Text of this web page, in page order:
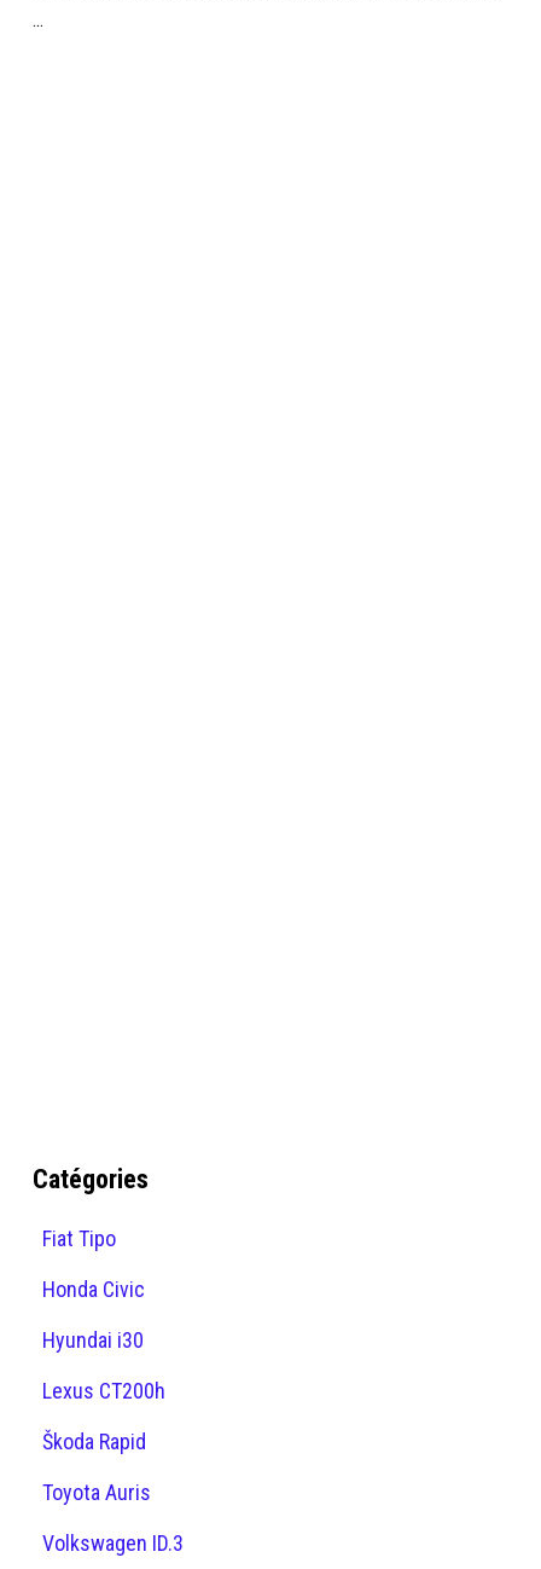
...
Catégories
Fiat Tipo
Honda Civic
Hyundai i30
Lexus CT200h
Škoda Rapid
Toyota Auris
Volkswagen ID.3